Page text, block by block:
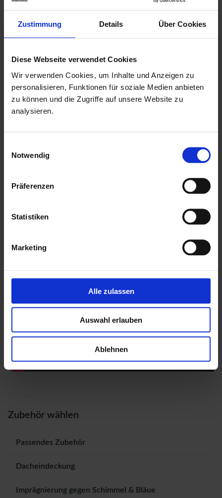
Zustimmung Details Über Cookies
Diese Webseite verwendet Cookies
Wir verwenden Cookies, um Inhalte und Anzeigen zu
personalisieren, Funktionen für soziale Medien anbieten
zu können und die Zugriffe auf unsere Website zu
analysieren.
Notwendig
Präferenzen
Statistiken
Marketing
Alle zulassen
Auswahl erlauben
Ablehnen
Rahmenaußenmaße der Doppeltür: Breite: 1,73 mtr. x
Höhe: 1,925 mtr.
Doppeltür mit einer niedrigen Metallschwelle (keine
18,5 mm Nut & Feder Holz für Dachbereich
ohne Fussboden & Unterkonstruktion
mit Echtglaseinsätzen als kostenlose Beigabe
Zubehör wählen
Passendes Zubehör
Dacheindeckung
Imprägnierung gegen Schimmel & Bläue